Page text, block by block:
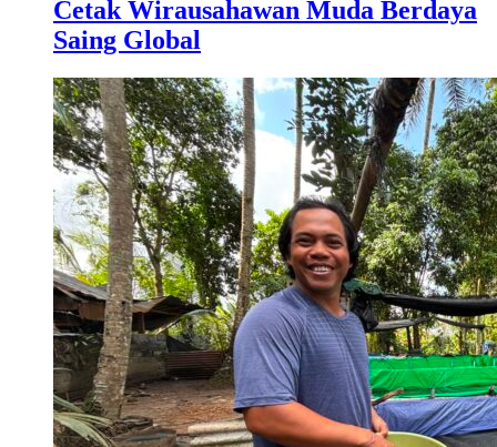
Cetak Wirausahawan Muda Berdaya
Saing Global